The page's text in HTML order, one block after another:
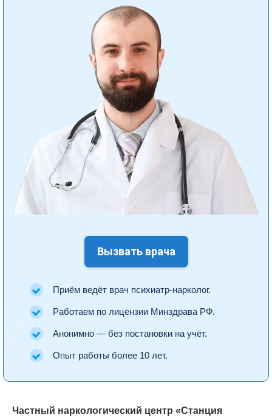
Вызвать врача
Приём ведёт врач психиатр-нарколог.
Работаем по лицензии Минздрава РФ.
Анонимно — без постановки на учёт.
Опыт работы более 10 лет.
Частный наркологический центр «Станция